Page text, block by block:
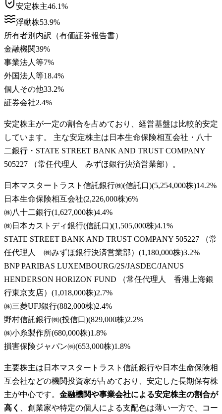
安定株主46.1%
浮動株53.9%
所有者別内訳（有価証券報告書）
金融機関39%
事業法人等7%
外国法人等18.4%
個人その他33.2%
証券会社2.4%
安定株主が一定の割合を占めており、経営基盤は比較的安定
しています。 主な安定株主は日本生命保険相互会社・八十
二銀行・STATE STREET BANK AND TRUST COMPANY
505227 （常任代理人 みずほ銀行決済営業部）。
日本マスタートラスト信託銀行㈱(信託口)(5,254,000株)14.2%
日本生命保険相互会社(2,226,000株)6%
㈱八十二銀行(1,627,000株)4.4%
㈱日本カストディ銀行(信託口)(1,505,000株)4.1%
STATE STREET BANK AND TRUST COMPANY 505227 （常
任代理人 ㈱みずほ銀行決済営業部） (1,180,000株)3.2%
BNP PARIBAS LUXEMBOURG/2S/JASDEC/JANUS
HENDERSON HORIZON FUND （常任代理人 香港上海銀
行東京支店） (1,018,000株)2.7%
㈱三菱UFJ銀行(882,000株)2.4%
野村信託銀行㈱(投信口)(829,000株)2.2%
㈱小糸製作所(680,000株)1.8%
損害保険ジャパン㈱(653,000株)1.8%
主要株主は日本マスタートラスト信託銀行や日本生命保険相
互会社などの機関投資家が占めており、安定した長期保有株
主が中心です。 金融機関や事業会社による安定株主の割合が
高く
、創業家や特定の個人による支配色は薄い一方で、コー